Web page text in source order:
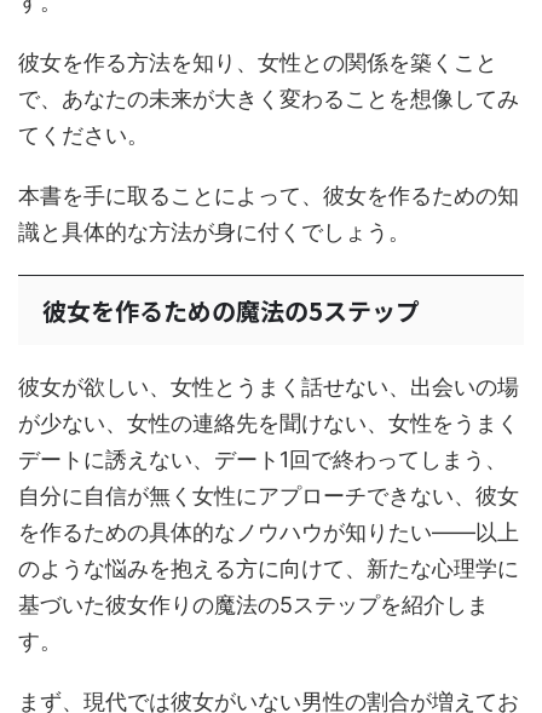
彼女を作る方法を知り、女性との関係を築くこと
で、あなたの未来が大きく変わることを想像してみ
てください。
本書を手に取ることによって、彼女を作るための知
識と具体的な方法が身に付くでしょう。
彼女を作るための魔法の5ステップ
彼女が欲しい、女性とうまく話せない、出会いの場
が少ない、女性の連絡先を聞けない、女性をうまく
デートに誘えない、デート1回で終わってしまう、
自分に自信が無く女性にアプローチできない、彼女
を作るための具体的なノウハウが知りたい――以上
のような悩みを抱える方に向けて、新たな心理学に
基づいた彼女作りの魔法の5ステップを紹介しま
す。
まず、現代では彼女がいない男性の割合が増えてお